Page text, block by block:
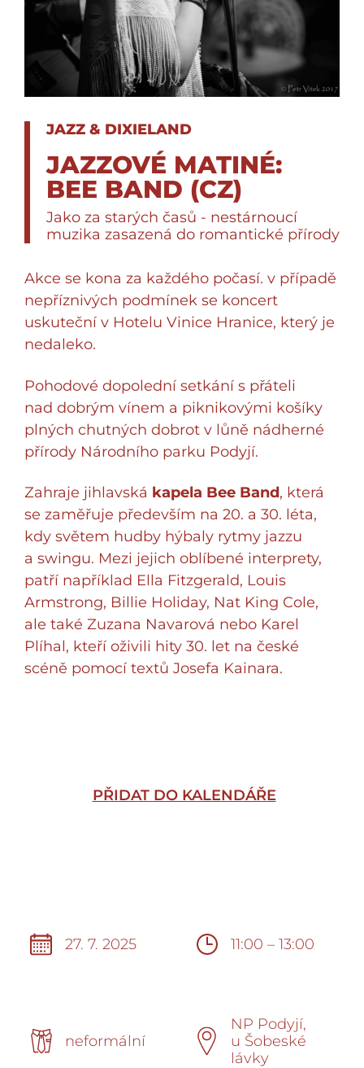
JAZZ & DIXIELAND
JAZZOVÉ MATINÉ:
BEE BAND (CZ)
Jako za starých časů - nestárnoucí
muzika zasazená do romantické přírody
Akce se kona za každého počasí. v případě
nepříznivých podmínek se koncert
uskuteční v Hotelu Vinice Hranice, který je
nedaleko.
Pohodové dopolední setkání s přáteli
nad dobrým vínem a piknikovými košíky
plných chutných dobrot v lůně nádherné
přírody Národního parku Podyjí.
Zahraje jihlavská kapela Bee Band, která
se zaměřuje především na 20. a 30. léta,
kdy světem hudby hýbaly rytmy jazzu
a swingu. Mezi jejich oblíbené interprety,
patří například Ella Fitzgerald, Louis
Armstrong, Billie Holiday, Nat King Cole,
ale také Zuzana Navarová nebo Karel
Plíhal, kteří oživili hity 30. let na české
scéně pomocí textů Josefa Kainara.
PŘIDAT DO KALENDÁŘE
27. 7. 2025 11:00 – 13:00
neformální
NP Podyjí,
u Šobeské
lávky